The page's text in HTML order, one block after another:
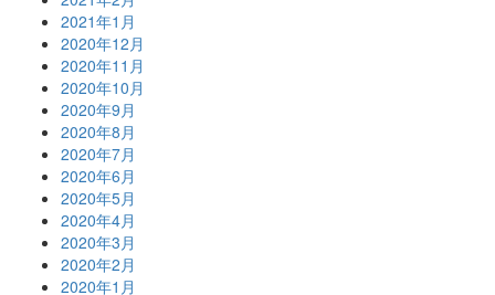
2021年1月
2020年12月
2020年11月
2020年10月
2020年9月
2020年8月
2020年7月
2020年6月
2020年5月
2020年4月
2020年3月
2020年2月
2020年1月